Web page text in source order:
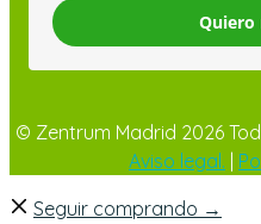
Quiero
© Zentrum Madrid 2026
Aviso legal.
Seguir comprando →